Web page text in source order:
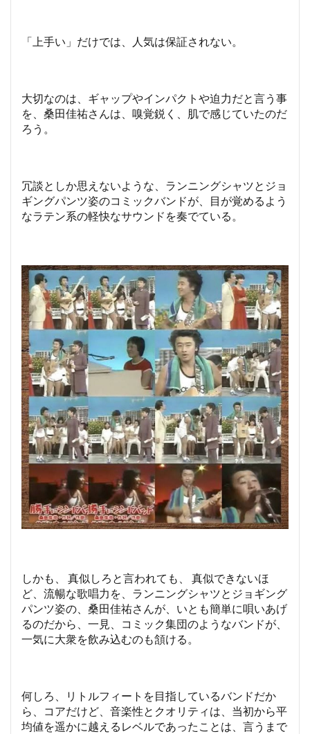
「上手い」だけでは、人気は保証されない。
大切なのは、ギャップやインパクトや迫力だと言う事
を、桑田佳祐さんは、嗅覚鋭く、肌で感じていたのだ
ろう。
冗談としか思えないような、ランニングシャツとジョ
ギングパンツ姿のコミックバンドが、目が覚めるよう
なラテン系の軽快なサウンドを奏でている。
しかも、 真似しろと言われても、 真似できないほ
ど、流暢な歌唱力を、ランニングシャツとジョギング
パンツ姿の、桑田佳祐さんが、いとも簡単に唄いあげ
るのだから、一見、コミック集団のようなバンドが、
一気に大衆を飲み込むのも頷ける。
何しろ、リトルフィートを目指しているバンドだか
ら、コアだけど、音楽性とクオリティは、当初から平
均値を遥かに越えるレベルであったことは、言うまで